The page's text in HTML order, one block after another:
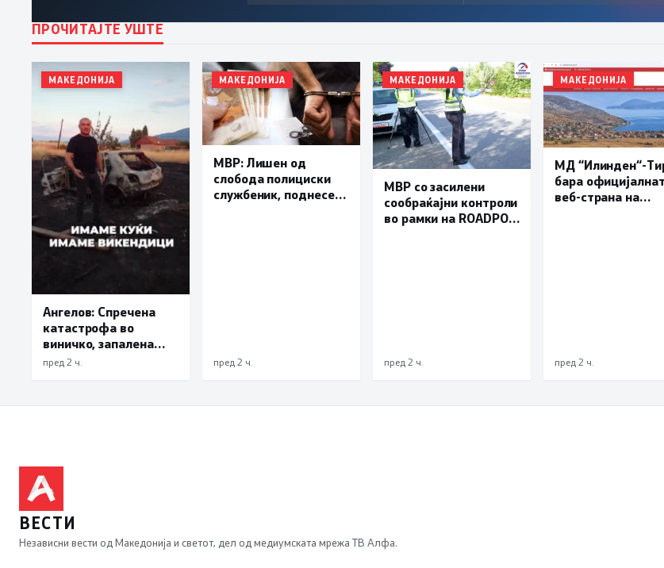
ПРОЧИТАЈТЕ УШТЕ
МАКЕДОНИЈА
Ангелов: Спречена
катастрофа во
виничко, запалена
трева при сечење со
пред 2 ч.
МАКЕДОНИЈА
МВР: Лишен од
слобода полициски
службеник, поднесена
пред 2 ч.
МАКЕДОНИЈА
МВР со засилени
сообраќајни контроли
во рамки на ROADPOL:
пред 2 ч.
МАКЕДОНИЈА
МД “Илинден“-
бара
веб-страна на
пред 2 ч.
ВЕСТИ
Независни вести од Македонија и светот, дел од медиумската мрежа ТВ Алфа.